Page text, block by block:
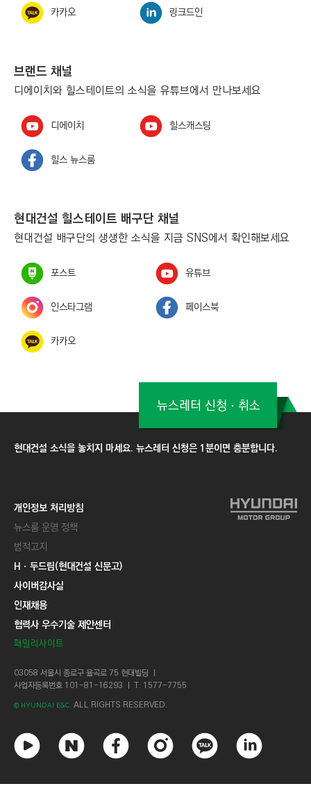
카카오 링크드인
브랜드 채널
디에이치와 힐스테이트의 소식을 유튜브에서 만나보세요
디에이치 힐스캐스팅
힐스 뉴스룸
현대건설 힐스테이트 배구단 채널
현대건설 배구단의 생생한 소식을 지금 SNS에서 확인해보세요
포스트 유튜브
인스타그램 페이스북
카카오
현대건설 소식을 놓치지 마세요. 뉴스레터 신청은 1분이면 충분합니다.
뉴스레터 신청ㆍ취소
개인정보 처리방침
뉴스룸 운영 정책
법적고지
Hㆍ두드림(현대건설 신문고)
사이버감사실
인재채용
협력사 우수기술 제안센터
패밀리사이트
03058 서울시 종로구 율곡로 75 현대빌딩 ㅣ
사업자등록번호 101-81-16293 ㅣ T. 1577-7755
© HYUNDAI E&C. ALL RIGHTS RESERVED.
튜
이
이
스
카
크